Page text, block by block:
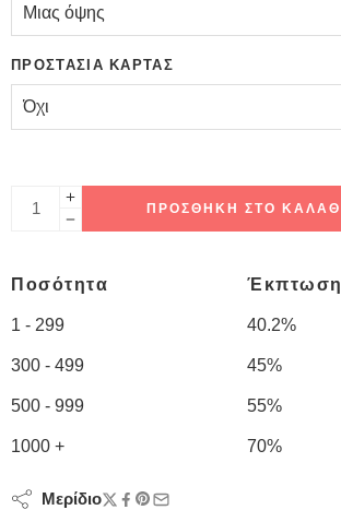
ΠΡΟΣΤΑΣΊΑ ΚΆΡΤΑΣ
ΠΡΟΣΘΉΚΗ ΣΤΟ ΚΑΛΆΘΙ
Ποσότητα Έκπτωση
1 - 299 40.2%
300 - 499 45%
500 - 999 55%
1000 + 70%
Μερίδιο